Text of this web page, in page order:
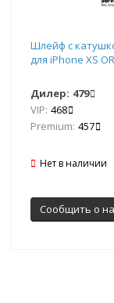
Шлейф с
для iPhone XS
Дилер: 479
VIP: 468
Premium: 457
Нет в наличии
Сообщить о